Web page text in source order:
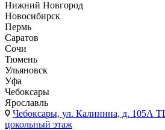
Нижний Новгород
Новосибирск
Пермь
Саратов
Сочи
Тюмень
Ульяновск
Уфа
Чебоксары
Ярославль
Чебоксары, ул. Калинина, д.
цокольный этаж